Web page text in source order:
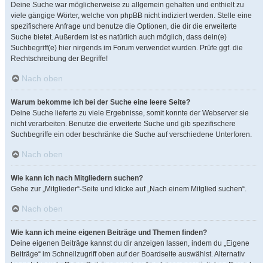
Deine Suche war möglicherweise zu allgemein gehalten und enthielt zu
viele gängige Wörter, welche von phpBB nicht indiziert werden. Stelle eine
spezifischere Anfrage und benutze die Optionen, die dir die erweiterte
Suche bietet. Außerdem ist es natürlich auch möglich, dass dein(e)
Suchbegriff(e) hier nirgends im Forum verwendet wurden. Prüfe ggf. die
Rechtschreibung der Begriffe!
Nach oben
Warum bekomme ich bei der Suche eine leere Seite?
Deine Suche lieferte zu viele Ergebnisse, somit konnte der Webserver sie
nicht verarbeiten. Benutze die erweiterte Suche und gib spezifischere
Suchbegriffe ein oder beschränke die Suche auf verschiedene Unterforen.
Nach oben
Wie kann ich nach Mitgliedern suchen?
Gehe zur „Mitglieder“-Seite und klicke auf „Nach einem Mitglied suchen“.
Nach oben
Wie kann ich meine eigenen Beiträge und Themen finden?
Deine eigenen Beiträge kannst du dir anzeigen lassen, indem du „Eigene
Beiträge“ im Schnellzugriff oben auf der Boardseite auswählst. Alternativ